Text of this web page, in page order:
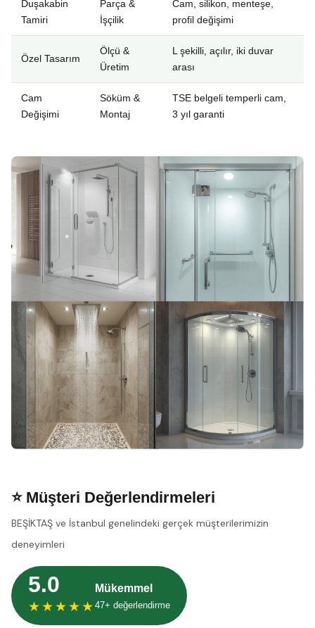
Duşakabin
Tamiri
Parça &
İşçilik
Cam, silikon, menteşe,
profil değişimi
Özel Tasarım
Ölçü &
Üretim
L şekilli, açılır, iki duvar
arası
Cam
Değişimi
Söküm &
Montaj
TSE belgeli temperli cam,
3 yıl garanti
⭐ Müşteri Değerlendirmeleri
BEŞİKTAŞ ve İstanbul genelindeki gerçek müşterilerimizin
deneyimleri
5.0
★★★★★
Mükemmel
47+ değerlendirme